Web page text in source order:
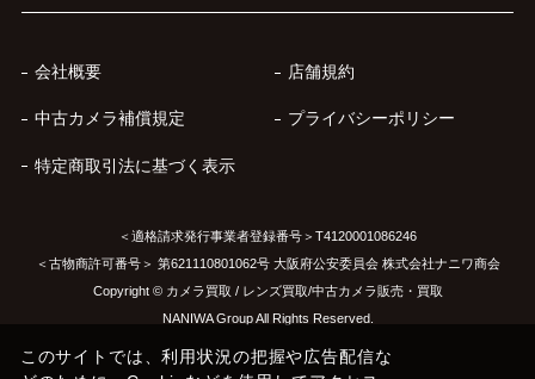
会社概要 店舗規約
中古カメラ補償規定 プライバシーポリシー
特定商取引法に基づく表示
＜適格請求発行事業者登録番号＞T4120001086246
＜古物商許可番号＞ 第621110801062号 大阪府公安委員会 株式会社ナニワ商会
Copyright © カメラ買取 / レンズ買取/中古カメラ販売・買取
NANIWA Group All Rights Reserved.
このサイトでは、利用状況の把握や広告配信な